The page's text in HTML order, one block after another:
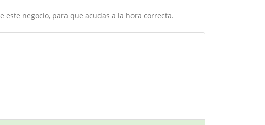
negocio, para que acudas a la hora correcta.